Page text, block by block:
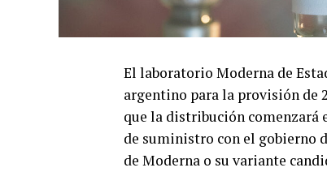
El laboratorio Moderna de
argentino para la provisión de
que la distribución comenzará
de suministro con el gobierno
de Moderna o su variante